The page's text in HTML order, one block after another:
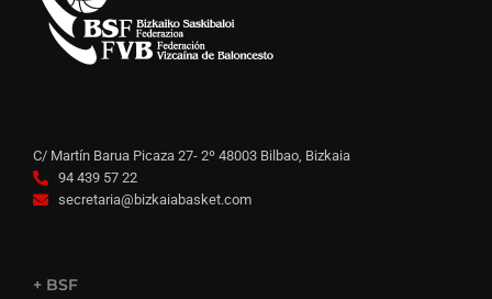
C/ Martín Barua Picaza 27- 2º 48003 Bilbao, Bizkaia
94 439 57 22
secretaria@bizkaiabasket.com
+ BSF